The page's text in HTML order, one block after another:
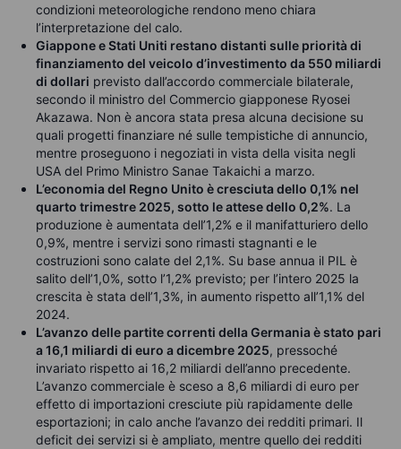
condizioni meteorologiche rendono meno chiara
l’interpretazione del calo.
Giappone e Stati Uniti restano distanti sulle priorità di
finanziamento del veicolo d’investimento da 550 miliardi
di dollari previsto dall’accordo commerciale bilaterale,
secondo il ministro del Commercio giapponese Ryosei
Akazawa. Non è ancora stata presa alcuna decisione su
quali progetti finanziare né sulle tempistiche di annuncio,
mentre proseguono i negoziati in vista della visita negli
USA del Primo Ministro Sanae Takaichi a marzo.
L’economia del Regno Unito è cresciuta dello 0,1% nel
quarto trimestre 2025, sotto le attese dello 0,2%. La
produzione è aumentata dell’1,2% e il manifatturiero dello
0,9%, mentre i servizi sono rimasti stagnanti e le
costruzioni sono calate del 2,1%. Su base annua il PIL è
salito dell’1,0%, sotto l’1,2% previsto; per l’intero 2025 la
crescita è stata dell’1,3%, in aumento rispetto all’1,1% del
2024.
L’avanzo delle partite correnti della Germania è stato pari
a 16,1 miliardi di euro a dicembre 2025, pressoché
invariato rispetto ai 16,2 miliardi dell’anno precedente.
L’avanzo commerciale è sceso a 8,6 miliardi di euro per
effetto di importazioni cresciute più rapidamente delle
esportazioni; in calo anche l’avanzo dei redditi primari. Il
deficit dei servizi si è ampliato, mentre quello dei redditi